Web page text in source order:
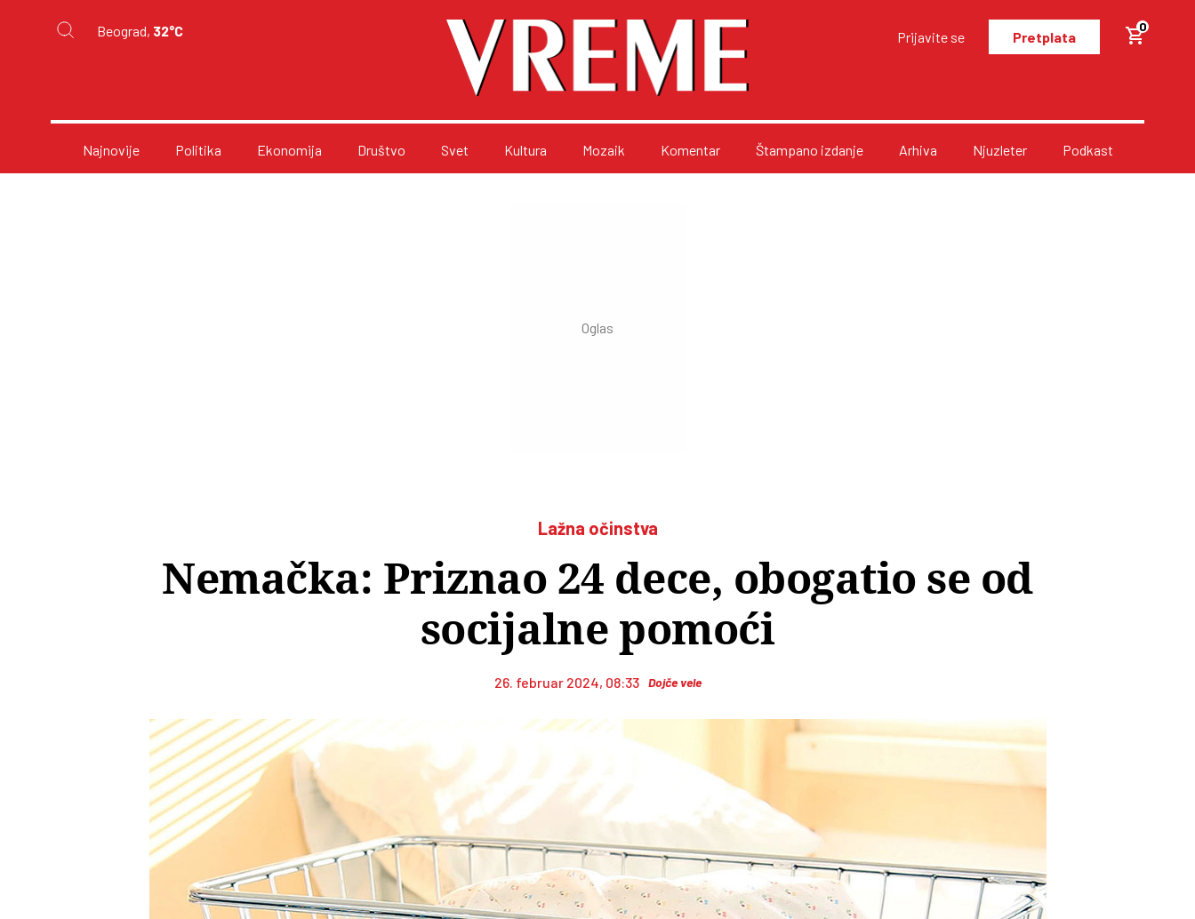
Beograd, 32°C Prijavite se Pretplata
0
Najnovije Politika Ekonomija Društvo Svet Kultura Mozaik Komentar Štampano izdanje Arhiva Njuzleter Podkast
Lažna očinstva
Nemačka: Priznao 24 dece, obogatio se od
socijalne pomoći
26. februar 2024, 08:33 Dojče vele